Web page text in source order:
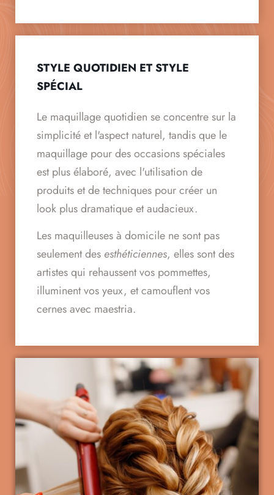
STYLE QUOTIDIEN ET STYLE
SPÉCIAL
Le maquillage quotidien se concentre sur la
simplicité et l'aspect naturel, tandis que le
maquillage pour des occasions spéciales
est plus élaboré, avec l'utilisation de
produits et de techniques pour créer un
look plus dramatique et audacieux.
Les maquilleuses à domicile ne sont pas
seulement des esthéticiennes, elles sont des
artistes qui rehaussent vos pommettes,
illuminent vos yeux, et camouflent vos
cernes avec maestria.